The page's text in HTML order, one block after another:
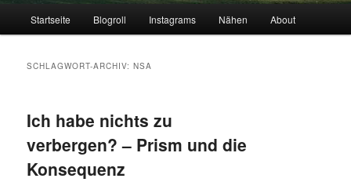
Startseite Blogroll Instagrams Nähen About
SCHLAGWORT-ARCHIV:NSA
Ich habe nichts zu
verbergen? – Prism und die
Konsequenz